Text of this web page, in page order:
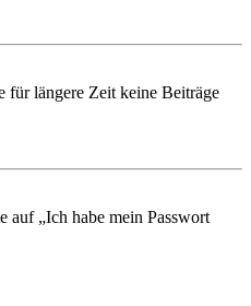
für längere Zeit keine Beiträge
auf „Ich habe mein Passwort